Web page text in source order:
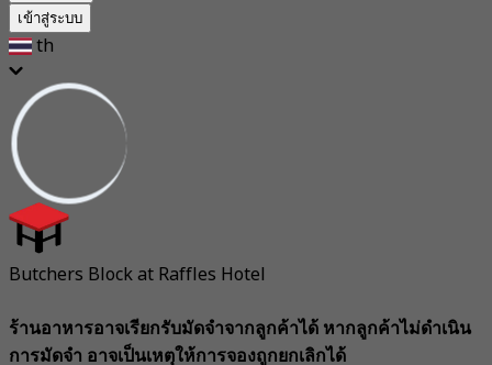
เข้าสู่ระบบ
th
Butchers Block at Raffles Hotel
ร้านอาหารอาจเรียกรับมัดจำจากลูกค้าได้ หากลูกค้าไม่ดำเนิน
การมัดจำ อาจเป็นเหตุให้การจองถูกยกเลิกได้